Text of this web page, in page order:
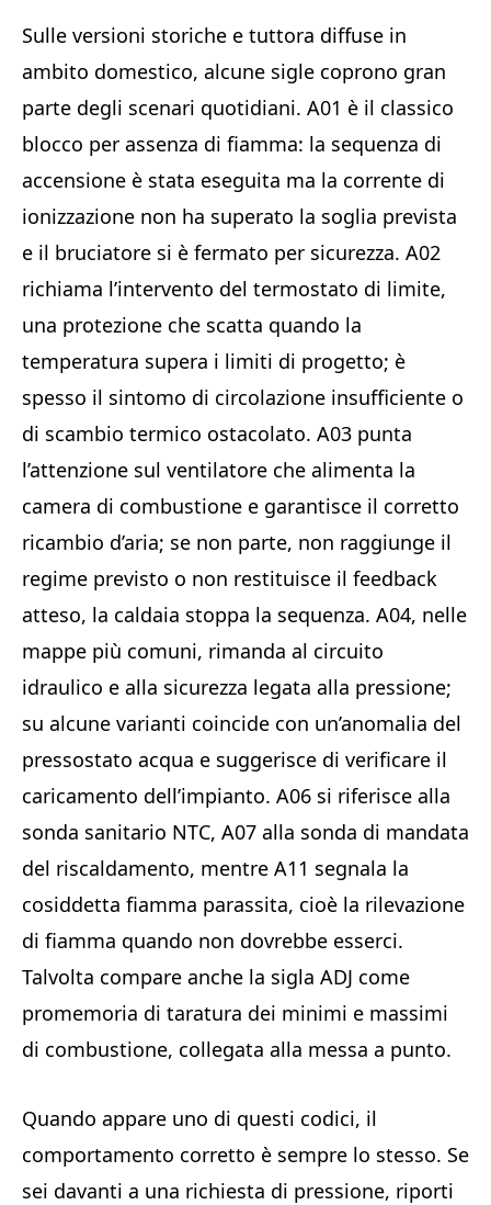
Sulle versioni storiche e tuttora diffuse in
ambito domestico, alcune sigle coprono gran
parte degli scenari quotidiani. A01 è il classico
blocco per assenza di fiamma: la sequenza di
accensione è stata eseguita ma la corrente di
ionizzazione non ha superato la soglia prevista
e il bruciatore si è fermato per sicurezza. A02
richiama l’intervento del termostato di limite,
una protezione che scatta quando la
temperatura supera i limiti di progetto; è
spesso il sintomo di circolazione insufficiente o
di scambio termico ostacolato. A03 punta
l’attenzione sul ventilatore che alimenta la
camera di combustione e garantisce il corretto
ricambio d’aria; se non parte, non raggiunge il
regime previsto o non restituisce il feedback
atteso, la caldaia stoppa la sequenza. A04, nelle
mappe più comuni, rimanda al circuito
idraulico e alla sicurezza legata alla pressione;
su alcune varianti coincide con un’anomalia del
pressostato acqua e suggerisce di verificare il
caricamento dell’impianto. A06 si riferisce alla
sonda sanitario NTC, A07 alla sonda di mandata
del riscaldamento, mentre A11 segnala la
cosiddetta fiamma parassita, cioè la rilevazione
di fiamma quando non dovrebbe esserci.
Talvolta compare anche la sigla ADJ come
promemoria di taratura dei minimi e massimi
di combustione, collegata alla messa a punto.
Quando appare uno di questi codici, il
comportamento corretto è sempre lo stesso. Se
sei davanti a una richiesta di pressione, riporti